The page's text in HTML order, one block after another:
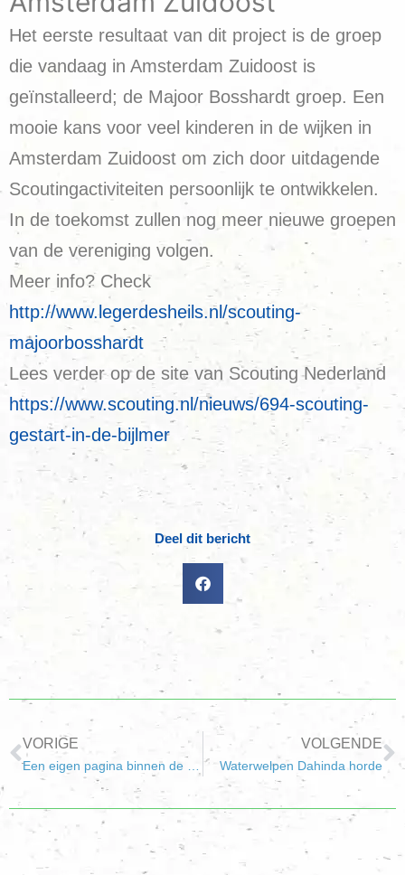
Het eerste resultaat van dit project is de groep
die vandaag in Amsterdam Zuidoost is
geïnstalleerd; de Majoor Bosshardt groep. Een
mooie kans voor veel kinderen in de wijken in
Amsterdam Zuidoost om zich door uitdagende
Scoutingactiviteiten persoonlijk te ontwikkelen.
In de toekomst zullen nog meer nieuwe groepen
van de vereniging volgen.
Meer info? Check
http://www.legerdesheils.nl/scouting-
majoorbosshardt
Lees verder op de site van Scouting Nederland
https://www.scouting.nl/nieuws/694-scouting-
gestart-in-de-bijlmer
Deel dit bericht
VORIGE VOLGENDE
Waterwelpen Dahinda horde